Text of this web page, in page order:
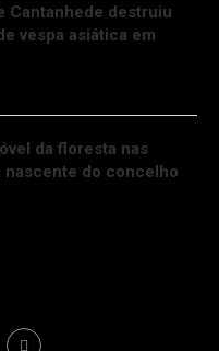
Cantanhede destruiu
vespa asiática em
da floresta nas
nascente do concelho